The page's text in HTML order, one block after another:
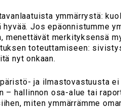
ymmärrystä:
Jos epäonnistumme
menettävät merkityksensä
toteuttamiseen:
nyt onkaan.
ja ilmastovastuusta
– hallinnon osa-alue tai
miten ymmärrämme